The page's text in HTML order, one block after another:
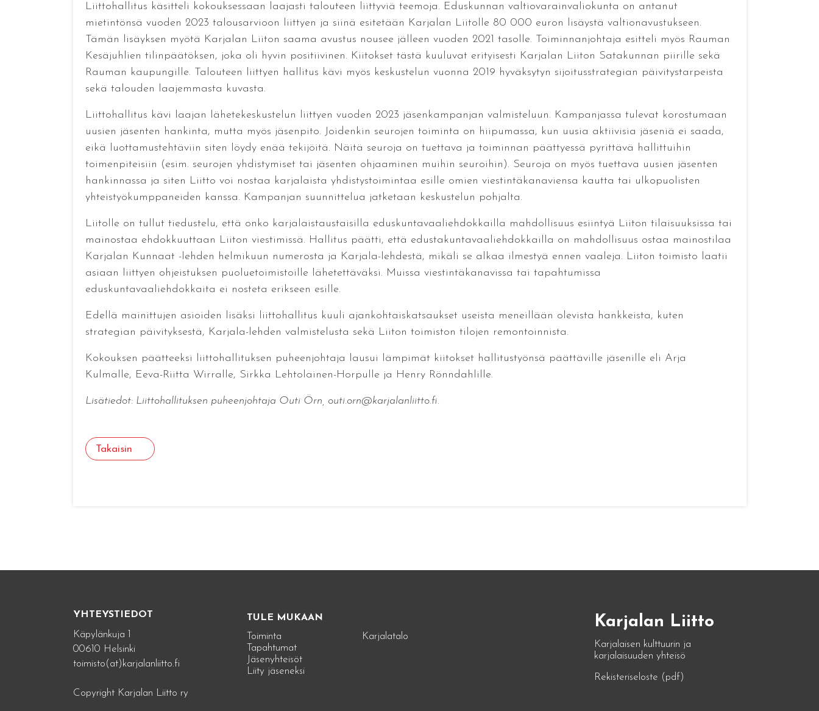
Liittohallitus käsitteli kokouksessaan laajasti talouteen liittyviä teemoja. Eduskunnan valtiovarainvaliokunta on antanut
mietintönsä vuoden 2023 talousarvioon liittyen ja siinä esitetään Karjalan Liitolle 80 000 euron lisäystä valtionavustukseen.
Tämän lisäyksen myötä Karjalan Liiton saama avustus nousee jälleen vuoden 2021 tasolle. Toiminnanjohtaja esitteli myös Rauman
Kesäjuhlien tilinpäätöksen, joka oli hyvin positiivinen. Kiitokset tästä kuuluvat erityisesti Karjalan Liiton Satakunnan piirille sekä
Rauman kaupungille. Talouteen liittyen hallitus kävi myös keskustelun vuonna 2019 hyväksytyn sijoitusstrategian päivitystarpeista
sekä talouden laajemmasta kuvasta.
Liittohallitus kävi laajan lähetekeskustelun liittyen vuoden 2023 jäsenkampanjan valmisteluun. Kampanjassa tulevat korostumaan
uusien jäsenten hankinta, mutta myös jäsenpito. Joidenkin seurojen toiminta on hiipumassa, kun uusia aktiivisia jäseniä ei saada,
eikä luottamustehtäviin siten löydy enää tekijöitä. Näitä seuroja on tuettava ja toiminnan päättyessä pyrittävä hallittuihin
toimenpiteisiin (esim. seurojen yhdistymiset tai jäsenten ohjaaminen muihin seuroihin). Seuroja on myös tuettava uusien jäsenten
hankinnassa ja siten Liitto voi nostaa karjalaista yhdistystoimintaa esille omien viestintäkanaviensa kautta tai ulkopuolisten
yhteistyökumppaneiden kanssa. Kampanjan suunnittelua jatketaan keskustelun pohjalta.
Liitolle on tullut tiedustelu, että onko karjalaistaustaisilla eduskuntavaaliehdokkailla mahdollisuus esiintyä Liiton tilaisuuksissa tai
mainostaa ehdokkuuttaan Liiton viestimissä. Hallitus päätti, että edustakuntavaaliehdokkailla on mahdollisuus ostaa mainostilaa
Karjalan Kunnaat -lehden helmikuun numerosta ja Karjala-lehdestä, mikäli se alkaa ilmestyä ennen vaaleja. Liiton toimisto laatii
asiaan liittyen ohjeistuksen puoluetoimistoille lähetettäväksi. Muissa viestintäkanavissa tai tapahtumissa
eduskuntavaaliehdokkaita ei nosteta erikseen esille.
Edellä mainittujen asioiden lisäksi liittohallitus kuuli ajankohtaiskatsaukset useista meneillään olevista hankkeista, kuten
strategian päivityksestä, Karjala-lehden valmistelusta sekä Liiton toimiston tilojen remontoinnista.
Kokouksen päätteeksi liittohallituksen puheenjohtaja lausui lämpimät kiitokset hallitustyönsä päättäville jäsenille eli Arja
Kulmalle, Eeva-Riitta Wirralle, Sirkka Lehtolainen-Horpulle ja Henry Rönndahlille.
Lisätiedot: Liittohallituksen puheenjohtaja Outi Örn, outi.orn@karjalanliitto.fi.
Takaisin
YHTEYSTIEDOT
Käpylänkuja 1
00610 Helsinki
toimisto(at)karjalanliitto.fi
Copyright Karjalan Liitto ry
TULE MUKAAN
Toiminta
Tapahtumat
Jäsenyhteisöt
Liity jäseneksi
Karjalatalo
Karjalan Liitto
Karjalaisen kulttuurin ja
karjalaisuuden yhteisö
Rekisteriseloste (pdf)